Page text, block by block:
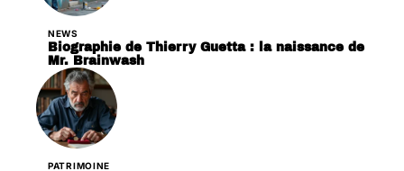
NEWS
Biographie de Thierry Guetta : la naissance de
Mr. Brainwash
PATRIMOINE